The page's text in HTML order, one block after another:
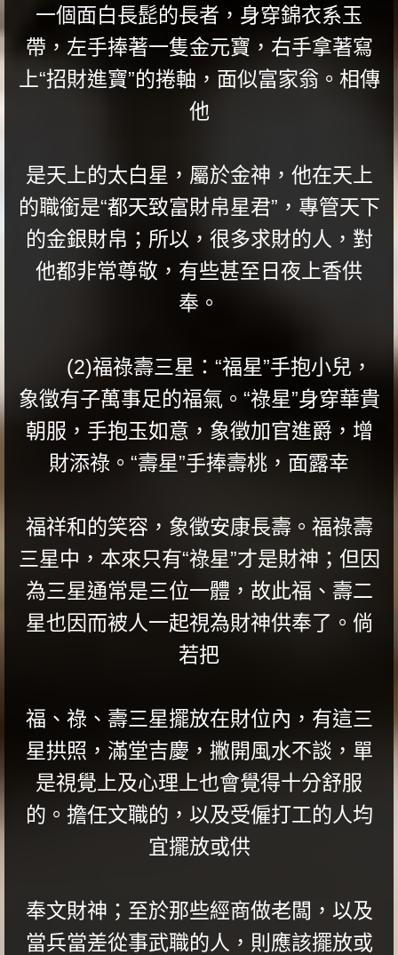
一個面白長髭的長者，身穿錦衣系玉
帶，左手捧著一隻金元寶，右手拿著寫
上“招財進寶”的捲軸，面似富家翁。相傳
他
是天上的太白星，屬於金神，他在天上
的職銜是“都天致富財帛星君”，專管天下
的金銀財帛；所以，很多求財的人，對
他都非常尊敬，有些甚至日夜上香供
奉。
(2)福祿壽三星：“福星”手抱小兒，
象徵有子萬事足的福氣。“祿星”身穿華貴
朝服，手抱玉如意，象徵加官進爵，增
財添祿。“壽星”手捧壽桃，面露幸
福祥和的笑容，象徵安康長壽。福祿壽
三星中，本來只有“祿星”才是財神；但因
為三星通常是三位一體，故此福、壽二
星也因而被人一起視為財神供奉了。倘
若把
福、祿、壽三星擺放在財位內，有這三
星拱照，滿堂吉慶，撇開風水不談，單
是視覺上及心理上也會覺得十分舒服
的。擔任文職的，以及受僱打工的人均
宜擺放或供
奉文財神；至於那些經商做老闆，以及
當兵當差從事武職的人，則應該擺放或